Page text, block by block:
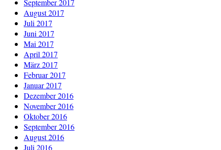
September 2017
August 2017
Juli 2017
Juni 2017
Mai 2017
April 2017
März 2017
Februar 2017
Januar 2017
Dezember 2016
November 2016
Oktober 2016
September 2016
August 2016
Juli 2016